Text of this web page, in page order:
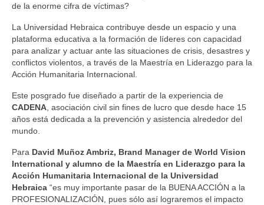
de la enorme cifra de víctimas?
La Universidad Hebraica contribuye desde un espacio y una
plataforma educativa a la formación de líderes con capacidad
para analizar y actuar ante las situaciones de crisis, desastres y
conflictos violentos, a través de la Maestría en Liderazgo para la
Acción Humanitaria Internacional.
Este posgrado fue diseñado a partir de la experiencia de
CADENA , asociación civil sin fines de lucro que desde hace 15
años está dedicada a la prevención y asistencia alrededor del
mundo.
Para David Muñoz Ambriz, Brand Manager de World Vision
International y alumno de la Maestría en Liderazgo para la
Acción Humanitaria Internacional de la Universidad
Hebraica “es muy importante pasar de la BUENA ACCIÓN a la
PROFESIONALIZACIÓN, pues sólo así lograremos el impacto